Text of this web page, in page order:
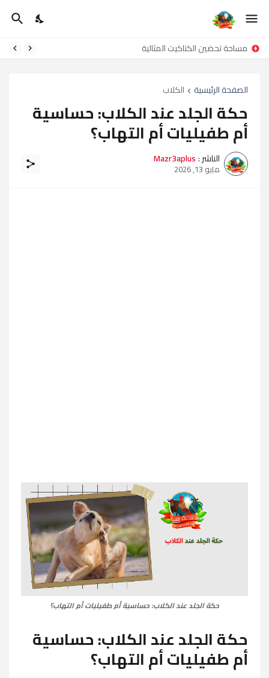
مساحة تحضين الكتاكيت المثالية
الصفحة الرئيسية الكلاب
حكة الجلد عند الكلاب: حساسية
أم طفيليات أم التهاب؟
الناشر :Mazr3aplus
مايو 13, 2026
حكة الجلد عند الكلاب: حساسية أم طفيليات أم التهاب؟
حكة الجلد عند الكلاب: حساسية
أم طفيليات أم التهاب؟